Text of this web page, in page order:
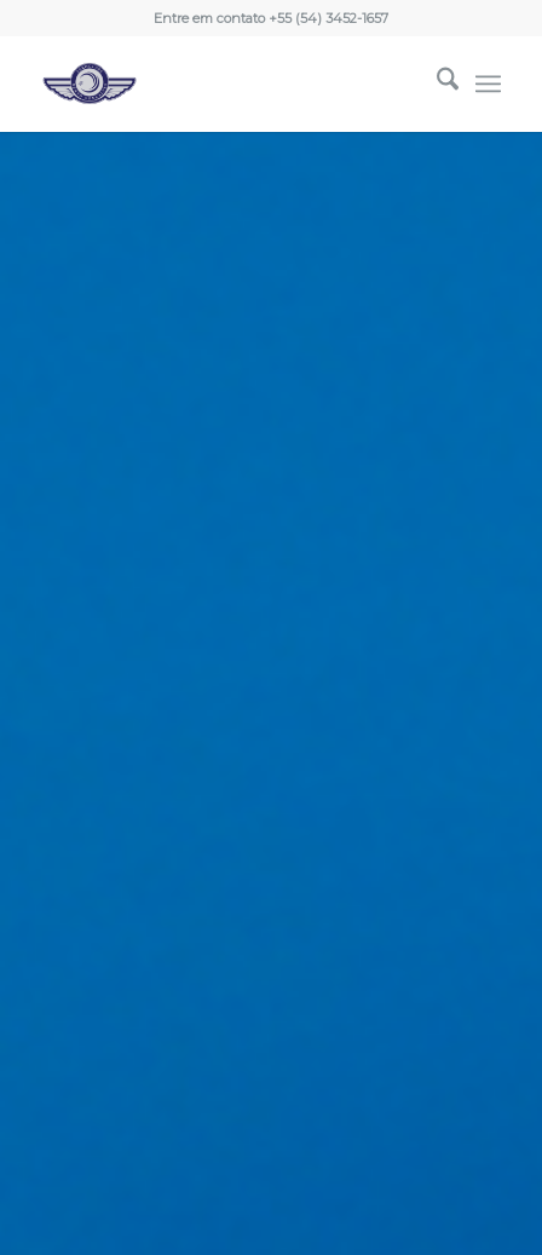
Entre em contato +55 (54) 3452-1657